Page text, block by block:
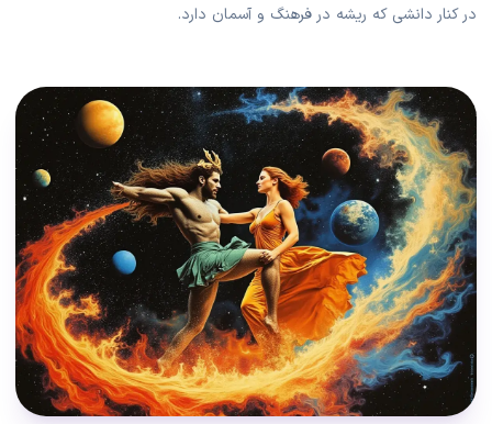
در کنار دانشی که ریشه در فرهنگ و آسمان دارد.